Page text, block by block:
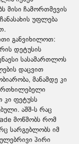
მისი ჩამორთმევის
უფლება
განვიხილოთ:
დეტუსის
სასამართლოს
დაცვით
მანამდე კი
კი ფეტუსს
აშშ-ს რაც
მოწმობს რომ
სარგებლობს იმ
პირი